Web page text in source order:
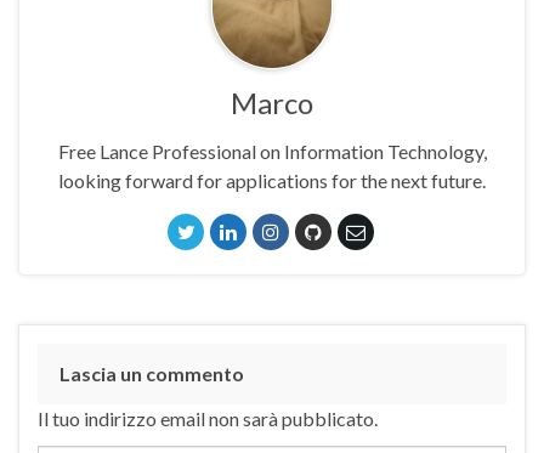
Marco
Free Lance Professional on Information Technology,
looking forward for applications for the next future.
Lascia un commento
Il tuo indirizzo email non sarà pubblicato.